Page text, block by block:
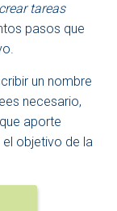
tareas
pasos que
un nombre
necesario,
aporte
objetivo de la